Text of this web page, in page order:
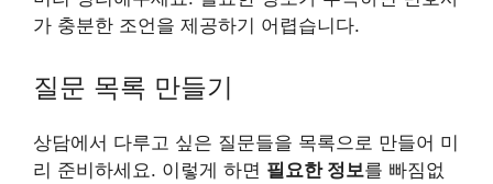
가 충분한 조언을 제공하기 어렵습니다.
질문 목록 만들기
상담에서 다루고 싶은 질문들을 목록으로 만들어 미
리 준비하세요. 이렇게 하면 필요한 정보를 빠짐없